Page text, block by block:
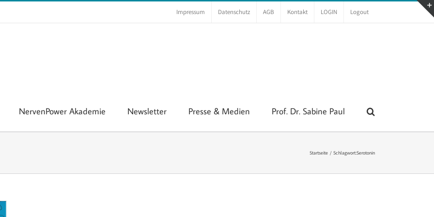
Impressum Datenschutz AGB Kontakt LOGIN Logout
NervenPower Akademie Newsletter Presse & Medien Prof. Dr. Sabine Paul
Startseite Schlagwort:Serotonin